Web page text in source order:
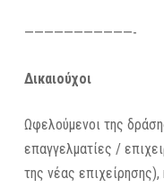
———————————-
Δικαιούχοι
Ωφελούμενοι της
επαγγελματίες /
της νέας